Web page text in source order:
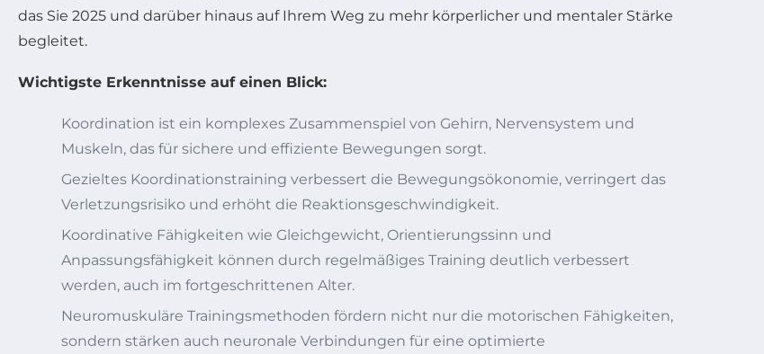
das Sie 2025 und darüber hinaus auf Ihrem Weg zu mehr körperlicher und mentaler Stärke
begleitet.
Wichtigste Erkenntnisse auf einen Blick:
Koordination ist ein komplexes Zusammenspiel von Gehirn, Nervensystem und
Muskeln, das für sichere und effiziente Bewegungen sorgt.
Gezieltes Koordinationstraining verbessert die Bewegungsökonomie, verringert das
Verletzungsrisiko und erhöht die Reaktionsgeschwindigkeit.
Koordinative Fähigkeiten wie Gleichgewicht, Orientierungssinn und
Anpassungsfähigkeit können durch regelmäßiges Training deutlich verbessert
werden, auch im fortgeschrittenen Alter.
Neuromuskuläre Trainingsmethoden fördern nicht nur die motorischen Fähigkeiten,
sondern stärken auch neuronale Verbindungen für eine optimierte